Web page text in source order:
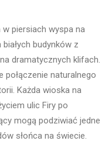
piersiach wyspa na
budynków z
dramatycznych klifach.
połączenie naturalnego
Każda wioska na
ulic Firy po
mogą podziwiać jedne
słońca na świecie.